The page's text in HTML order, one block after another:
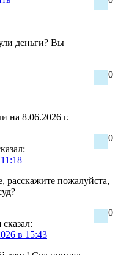
деньги? Вы
0
на 8.06.2026 г.
0
расскажите пожалуйста,
0
сказал:
в 15:43